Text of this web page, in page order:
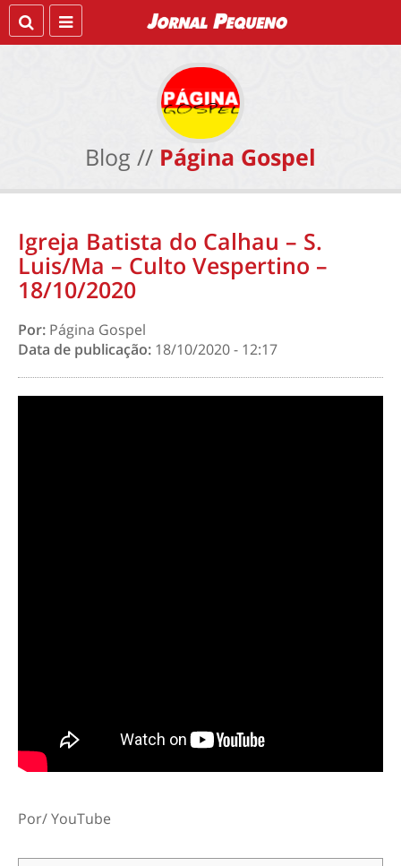
Blog // Página Gospel
Igreja Batista do Calhau – S.
Luis/Ma – Culto Vespertino –
18/10/2020
Por: Página Gospel
Data de publicação: 18/10/2020 - 12:17
Por/ YouTube